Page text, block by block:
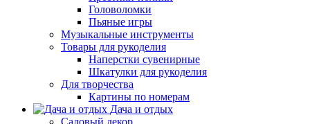
Головоломки
Пьяные игры
Музыкальные инструменты
Товары для рукоделия
Наперстки сувенирные
Шкатулки для рукоделия
Для творчества
Картины по номерам
Дача и отдых
Садовый декор